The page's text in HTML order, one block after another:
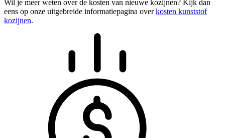
Wil je meer weten over de kosten van nieuwe kozijnen? Kijk dan
eens op onze uitgebreide informatiepagina overkosten kunststof
kozijnen.